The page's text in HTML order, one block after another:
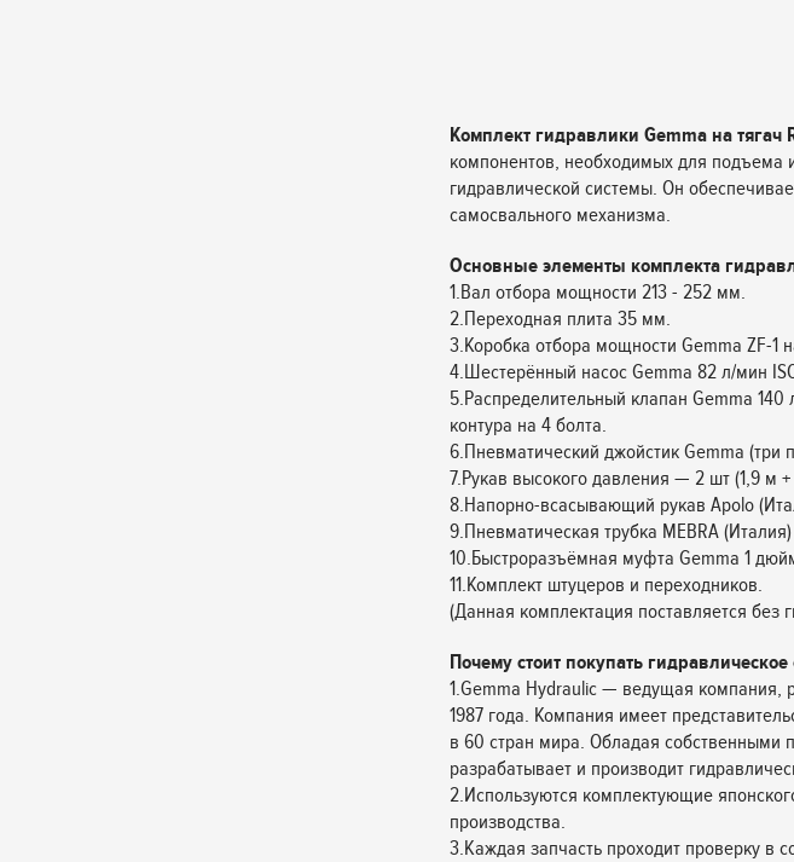
Комплект гидравлики Gemma на тягач
компонентов, необходимых для подъема
гидравлической системы. Он
самосвального механизма.
Основные элементы комплекта
1.Вал отбора мощности 213 - 252 мм.
2.Переходная плита 35 мм.
3.Коробка отбора мощности Gemma ZF-1
4.Шестерённый насос Gemma 82 л/мин
5.Распределительный клапан Gemma
контура на 4 болта.
6.Пневматический джойстик Gemma
7.Рукав высокого давления — 2 шт (1,9 м +
8.Напорно-всасывающий рукав Apolo
9.Пневматическая трубка MEBRA
10.Быстроразъёмная муфта Gemma 1
11.Комплект штуцеров и переходников.
(Данная комплектация поставляется без
Почему стоит покупать
1.Gemma Hydraulic — ведущая компания,
1987 года. Компания имеет
в 60 стран мира. Обладая
разрабатывает и производит
2.Используются комплектующие
производства.
3.Каждая запчасть проходит проверку в